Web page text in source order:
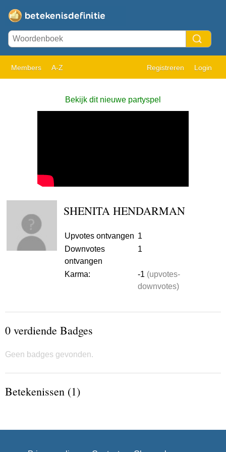
Members A-Z Registreren Login
Bekijk dit nieuwe partyspel
SHENITA HENDARMAN
Upvotes ontvangen 1
Downvotes
ontvangen
1
Karma: -1 (upvotes-
downvotes)
0 verdiende Badges
Geen badges gevonden.
Betekenissen (1)